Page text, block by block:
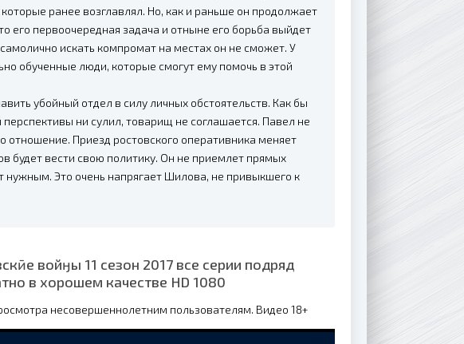
ранее возглавлял. Но, как и раньше он продолжает
его первоочередная задача и отныне его борьба выйдет
искать компромат на местах он не сможет. У
обученные люди, которые смогут ему помочь в этой
убойный отдел в силу личных обстоятельств. Как бы
ни сулил, товарищ не соглашается. Павел не
отношение. Приезд ростовского оперативника меняет
будет вести свою политику. Он не приемлет прямых
нужным. Это очень напрягает Шилова, не привыкшего к
войӈы 11 сезон 2017 все серии подряд
в хорошем качестве HD 1080
несовершеннолетним пользователям. Видео 18+